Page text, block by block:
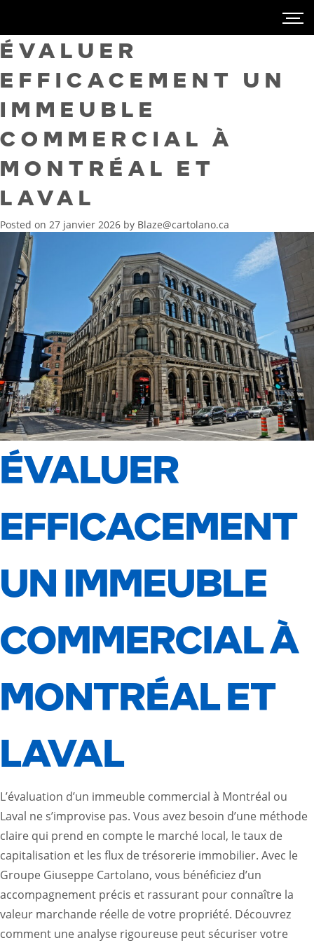
ÉVALUER
EFFICACEMENT UN
IMMEUBLE
COMMERCIAL À
MONTRÉAL ET
LAVAL
Posted on 27 janvier 2026 by Blaze@cartolano.ca
ÉVALUER
EFFICACEMENT
UN IMMEUBLE
COMMERCIAL À
MONTRÉAL ET
LAVAL
L’évaluation d’un immeuble commercial à Montréal ou
Laval ne s’improvise pas. Vous avez besoin d’une méthode
claire qui prend en compte le marché local, le taux de
capitalisation et les flux de trésorerie immobilier. Avec le
Groupe Giuseppe Cartolano, vous bénéficiez d’un
accompagnement précis et rassurant pour connaître la
valeur marchande réelle de votre propriété. Découvrez
comment une analyse rigoureuse peut sécuriser votre